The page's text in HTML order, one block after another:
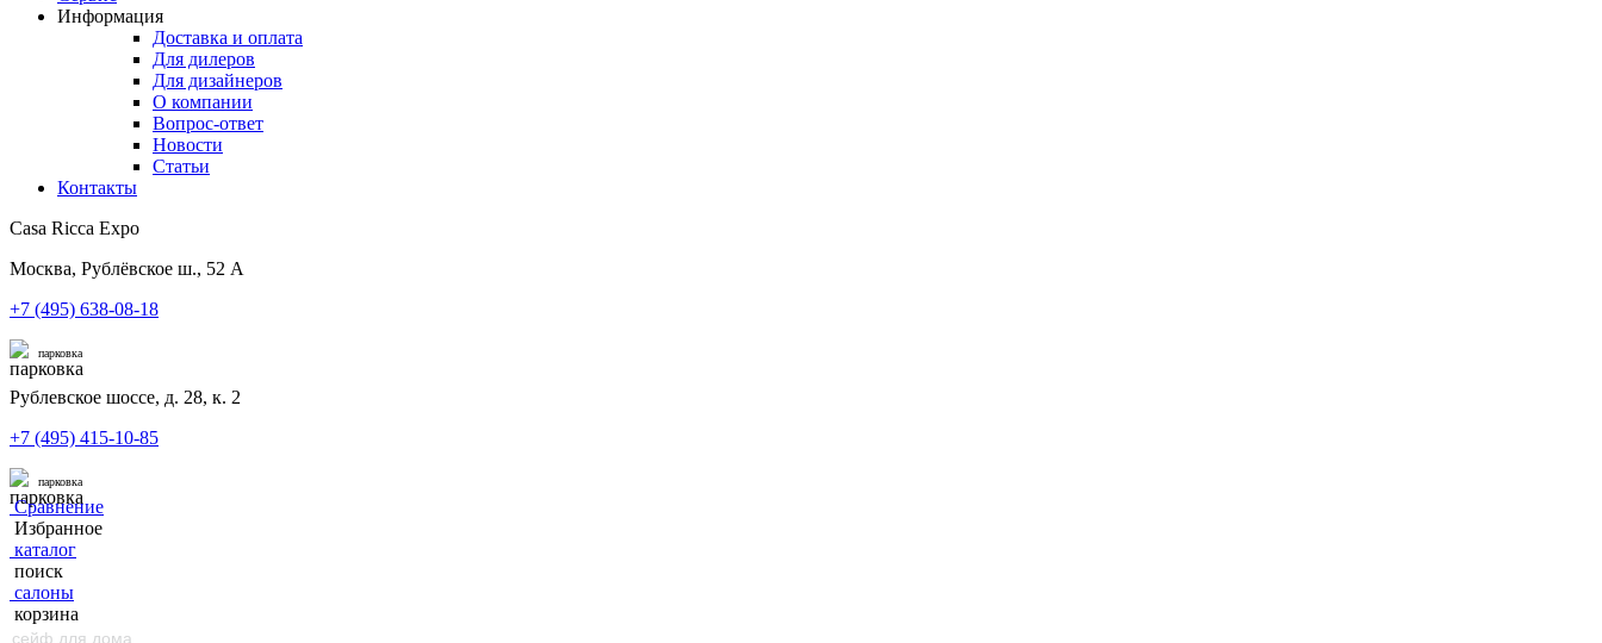
Информация
Доставка и оплата
Для дилеров
Для дизайнеров
О компании
Вопрос-ответ
Новости
Статьи
Контакты
Casa Ricca Expo
Москва, Рублёвское ш., 52 А
+7 (495) 638-08-18
парковка
Рублевское шоссе, д. 28, к. 2
+7 (495) 415-10-85
парковка
Сравнение
Избранное
каталог
поиск
салоны
корзина